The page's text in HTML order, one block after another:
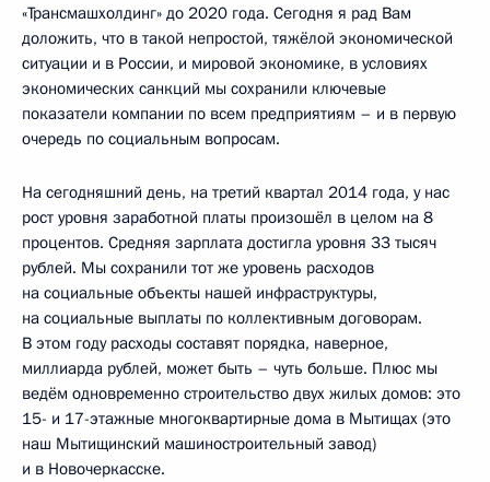
«Трансмашхолдинг» до 2020 года. Сегодня я рад Вам
доложить, что в такой непростой, тяжёлой экономической
ситуации и в России, и мировой экономике, в условиях
экономических санкций мы сохранили ключевые
показатели компании по всем предприятиям – и в первую
очередь по социальным вопросам.
На сегодняшний день, на третий квартал 2014 года, у нас
рост уровня заработной платы произошёл в целом на 8
процентов. Средняя зарплата достигла уровня 33 тысяч
рублей. Мы сохранили тот же уровень расходов
на социальные объекты нашей инфраструктуры,
на социальные выплаты по коллективным договорам.
В этом году расходы составят порядка, наверное,
миллиарда рублей, может быть – чуть больше. Плюс мы
ведём одновременно строительство двух жилых домов: это
15- и 17-этажные многоквартирные дома в Мытищах (это
наш Мытищинский машиностроительный завод)
и в Новочеркасске.